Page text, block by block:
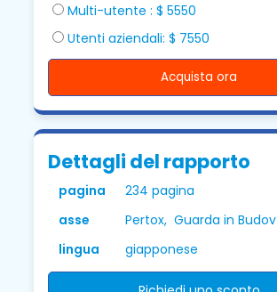
Multi-utente : $ 5550
Utenti aziendali: $ 7550
Acquista ora
Dettagli del rapporto
pagina
234 pagina
asse
Pertox, Guarda in Budov
lingua
giapponese